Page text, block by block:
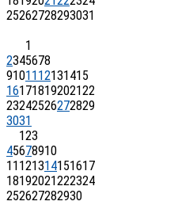
25262728293031
1
2345678
91011 12131415
16171819202122
23242526272829
3031
123
45678910
11 121314151617
18192021222324
252627282930